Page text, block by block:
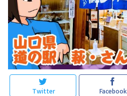
Twitter Facebook